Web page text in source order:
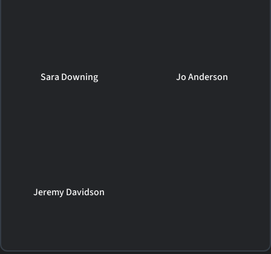
Sara Downing Jo Anderson
Jeremy Davidson